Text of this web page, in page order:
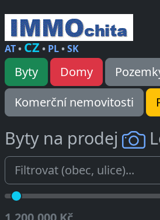
AT• CZ • PL•SK
Byty Domy
Komerční nemovitosti
Byty na prodej